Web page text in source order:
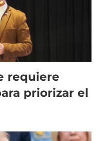
requiere
priorizar el